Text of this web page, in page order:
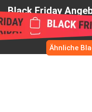
Black Friday
van Aral Tankstelle
Ähnliche